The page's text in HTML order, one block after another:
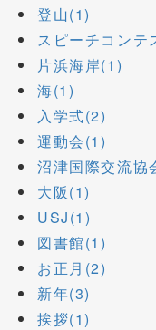
登山(1)
スピーチコンテ
片浜海岸(1)
海(1)
入学式(2)
運動会(1)
沼津国際交流協
大阪(1)
USJ(1)
図書館(1)
お正月(2)
新年(3)
挨拶(1)